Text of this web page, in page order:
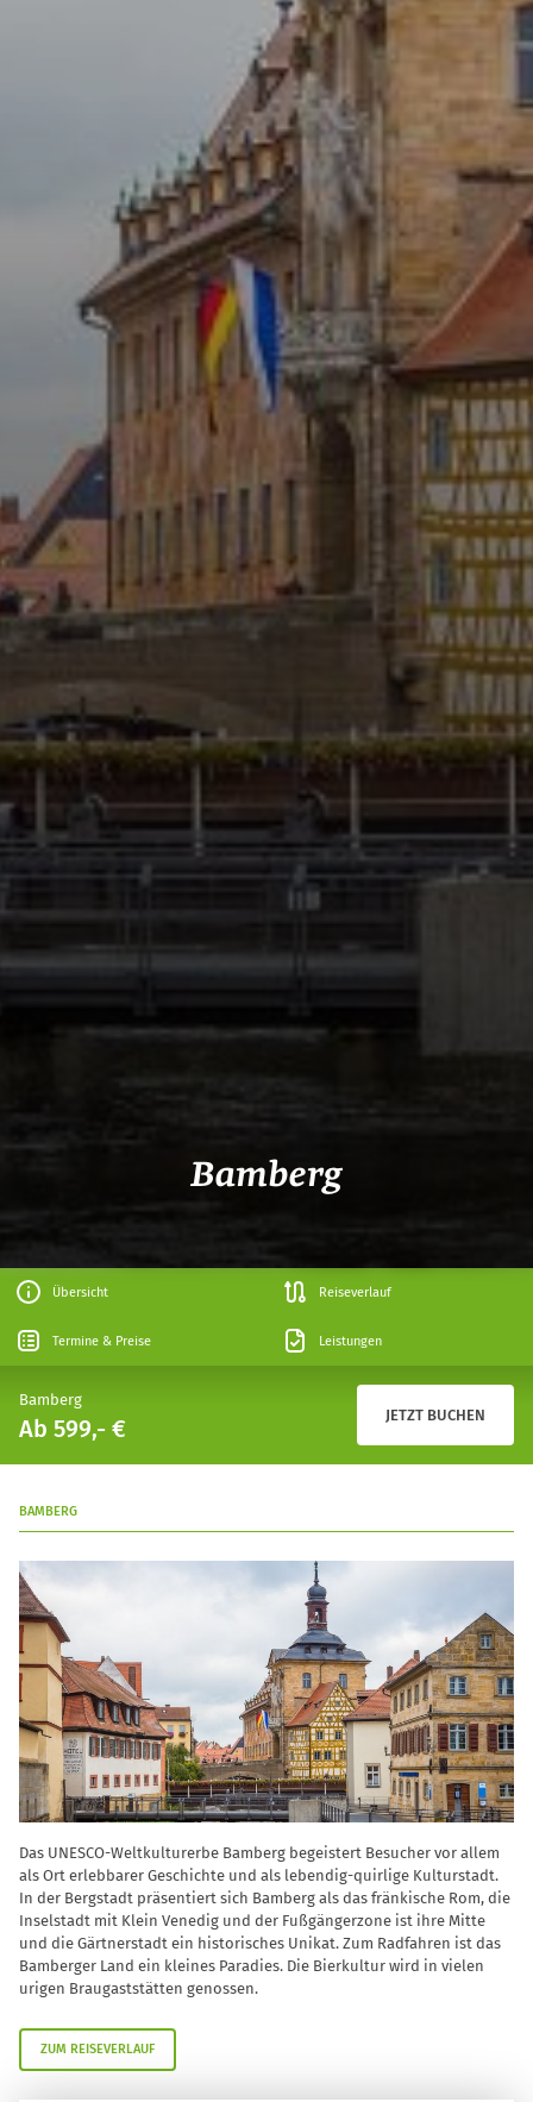
Bamberg
Übersicht Reiseverlauf
Termine & Preise Leistungen
Bamberg
Ab 599,- € JETZT BUCHEN
BAMBERG
Das UNESCO-Weltkulturerbe Bamberg begeistert Besucher vor allem
als Ort erlebbarer Geschichte und als lebendig-quirlige Kulturstadt.
In der Bergstadt präsentiert sich Bamberg als das fränkische Rom, die
Inselstadt mit Klein Venedig und der Fußgängerzone ist ihre Mitte
und die Gärtnerstadt ein historisches Unikat. Zum Radfahren ist das
Bamberger Land ein kleines Paradies. Die Bierkultur wird in vielen
urigen Braugaststätten genossen.
ZUM REISEVERLAUF